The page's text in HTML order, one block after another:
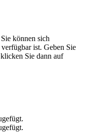
können sich
ist. Geben Sie
Sie dann auf